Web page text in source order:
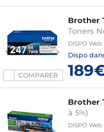
COMPARER
Brother
Toners
DISPO Web
Dispo
Brother
à 5%)
DISPO Web